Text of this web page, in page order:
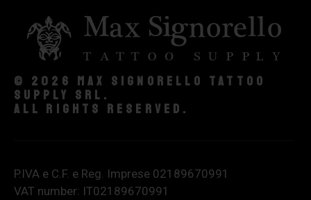
© 2026 Max Signorello Tattoo
supply srl.
All rights reserved.
P.IVA e C.F. e Reg. Imprese 02189670991
VAT number: IT02189670991